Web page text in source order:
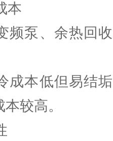
本
频泵、余热回
成本低但易结
较高。